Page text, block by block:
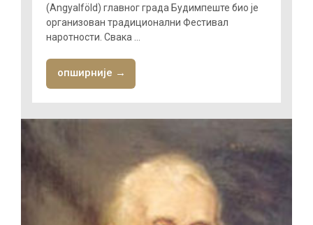
(Angyalföld) главног града Будимпеште био је
организован традиционални Фестивал
наротности. Свака ...
опширније →